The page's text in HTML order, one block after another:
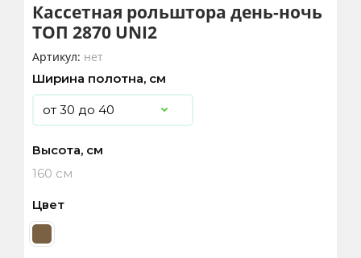
Кассетная рольштора день-ночь
ТОП 2870 UNI2
Артикул: нет
Ширина полотна, см
Высота, см
160 см
Цвет